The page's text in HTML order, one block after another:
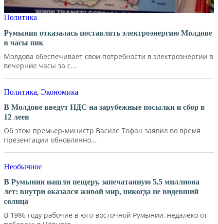
Политика
Румыния отказалась поставлять электроэнергию Молдове
в часы пик
Молдова обеспечивает свои потребности в электроэнергии в
вечерние часы за с...
Политика, Экономика
В Молдове введут НДС на зарубежные посылки и сбор в
12 леев
Об этом премьер-министр Василе Тофан заявил во время
презентации обновленно...
Необычное
В Румынии нашли пещеру, запечатанную 5,5 миллиона
лет: внутри оказался живой мир, никогда не видевший
солнца
В 1986 году рабочие в юго-восточной Румынии, недалеко от